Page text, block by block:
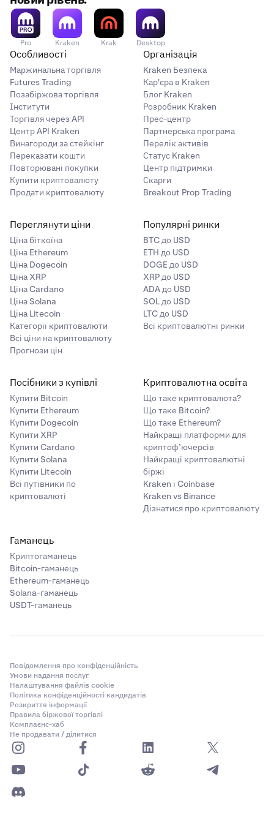
Перейдіть до налаштувань безпеки.
Увімкніть додатковий Cross-Device Passkey. Ваші
варіанти включають:
a. Cloud-synced passkey, наприклад, iCloud
Keychain, Password Manager.
b. Device-based passkey, створений і збережений
на вашому мобільному пристрої.
c. Hardware Security Key.
Використовуйте цей новий Passkey для входу у свій
акаунт на комп’ютері.
Введіть свою електронну адресу/ім’я користувача
та пароль
Коли з’явиться запит на Passkey, натисніть
«Відновити акаунт»
Дотримуйтесь інструкцій на екрані
рішення включають:
Вимкнення обробки Passkey для конкретного
домену (наприклад,
kraken.com
Пропуск або перенаправлення поточного запиту,
щоб вбудований менеджер Passkey вашого
браузера (або Hardware Security Key) міг відповісти.
Важливо:
Спеціалісти служби підтримки Kraken не мають
контролю над функціями вашого Hardware Security
Key і не можуть скинути PIN-код від вашого імені.
Pro Kraken Krak Desktop
Особливості
Маржинальна торгівля
Futures Trading
Позабіржова торгівля
Інститути
Торгівля через API
Центр API Kraken
Винагороди за стейкінг
Переказати кошти
Повторювані покупки
Купити криптовалюту
Продати криптовалюту
Організація
Kraken Безпека
Кар'єра в Kraken
Блог Kraken
Розробник Kraken
Прес-центр
Партнерська програма
Перелік активів
Статус Kraken
Центр підтримки
Скарги
Breakout Prop Trading
Переглянути ціни
Ціна біткоїна
Ціна Ethereum
Ціна Dogecoin
Ціна XRP
Ціна Cardano
Ціна Solana
Ціна Litecoin
Категорії криптовалюти
Всі ціни на криптовалюту
Прогнози цін
Популярні ринки
BTC до USD
ETH до USD
DOGE до USD
XRP до USD
ADA до USD
SOL до USD
LTC до USD
Всі криптовалютні ринки
Посібники з купівлі
Купити Bitcoin
Купити Ethereum
Купити Dogecoin
Купити XRP
Купити Cardano
Купити Solana
Купити Litecoin
Всі путівники по
криптовалюті
Криптовалютна освіта
Що таке криптовалюта?
Що таке Bitcoin?
Що таке Ethereum?
Найкращі платформи для
криптоф’ючерсів
Найкращі криптовалютні
біржі
Kraken і Coinbase
Kraken vs Binance
Дізнатися про криптовалюту
Гаманець
Криптогаманець
Bitcoin-гаманець
Ethereum-гаманець
Solana-гаманець
USDT-гаманець
Повідомлення про конфіденційність
Умови надання послуг
Налаштування файлів cookie
Політика конфіденційності кандидатів
Розкриття інформації
Правила біржової торгівлі
Комплаєнс-хаб
Не продавати / ділитися